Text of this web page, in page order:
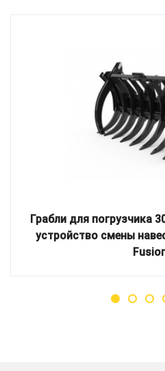
Грабли для погрузчика
устройство смены